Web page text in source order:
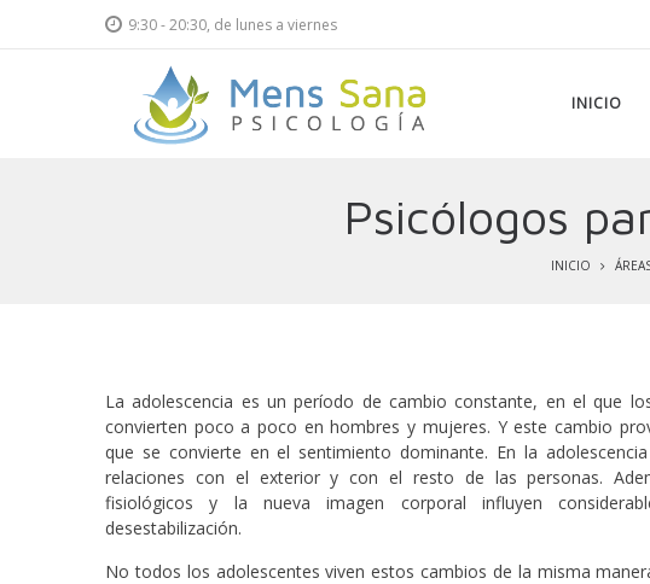
9:30 - 20:30, de lunes a viernes
Psicología
Psicología INICIO
Psicólogos
INICIO
La adolescencia es un período de cambio constante, en el que
convierten poco a poco en hombres y mujeres. Y este cambio
que se convierte en el sentimiento dominante. En la
relaciones con el exterior y con el resto de las personas.
fisiológicos y la nueva imagen corporal influyen
desestabilización.
No todos los adolescentes viven estos cambios de la misma